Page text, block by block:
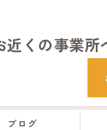
近くの事業所
ブログ